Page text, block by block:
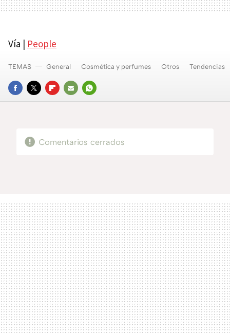
Vía | People
FACEBOOK
TWITTERFLIPBOARD
E-
WHATSAPP
TEMAS General Cosmética y perfumes Otros Tendencias
Comentarios cerrados